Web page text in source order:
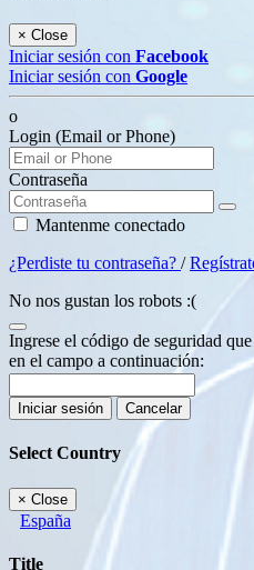
× Close
Iniciar sesión con Facebook
Iniciar sesión con Google
o
Login (Email or Phone)
Contraseña
Mantenme conectado
¿Perdiste tu contraseña? /
No nos gustan los robots :(
Ingrese el código de seguridad
en el campo a continuación:
Iniciar sesión Cancelar
Select Country
× Close
España
Title